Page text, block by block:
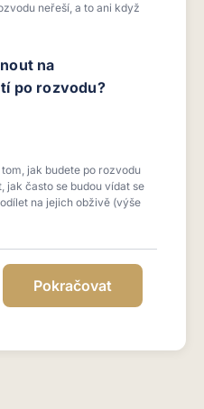
neřeší, a to ani když
na
po rozvodu?
jak budete po rozvodu
jak často se budou vídat se
na jejich obživě (výše